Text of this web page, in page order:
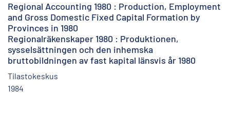
Regional Accounting 1980 : Production, Employment
and Gross Domestic Fixed Capital Formation by
Provinces in 1980
Regionalräkenskaper 1980 : Produktionen,
sysselsättningen och den inhemska
bruttobildningen av fast kapital länsvis år 1980
Tilastokeskus
1984